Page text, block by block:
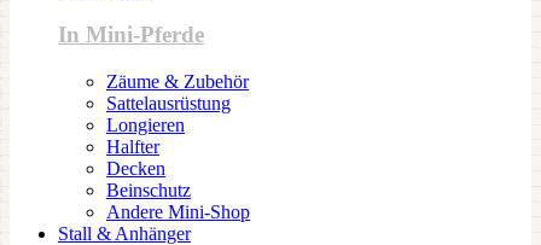
In Mini-Pferde
Zäume & Zubehör
Sattelausrüstung
Longieren
Halfter
Decken
Beinschutz
Andere Mini-Shop
Stall & Anhänger